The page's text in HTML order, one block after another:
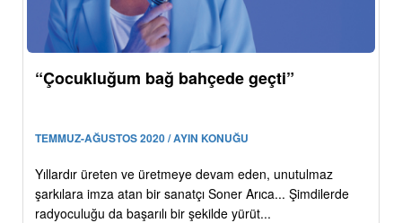
“Çocukluğum bağ bahçede geçti”
TEMMUZ-AĞUSTOS 2020 / AYIN KONUĞU
Yıllardır üreten ve üretmeye devam eden, unutulmaz
şarkılara imza atan bir sanatçı Soner Arıca... Şimdilerde
radyoculuğu da başarılı bir şekilde yürüt...